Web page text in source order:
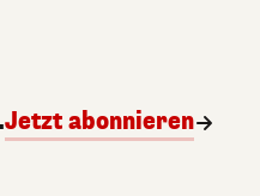
Jetzt abonnieren